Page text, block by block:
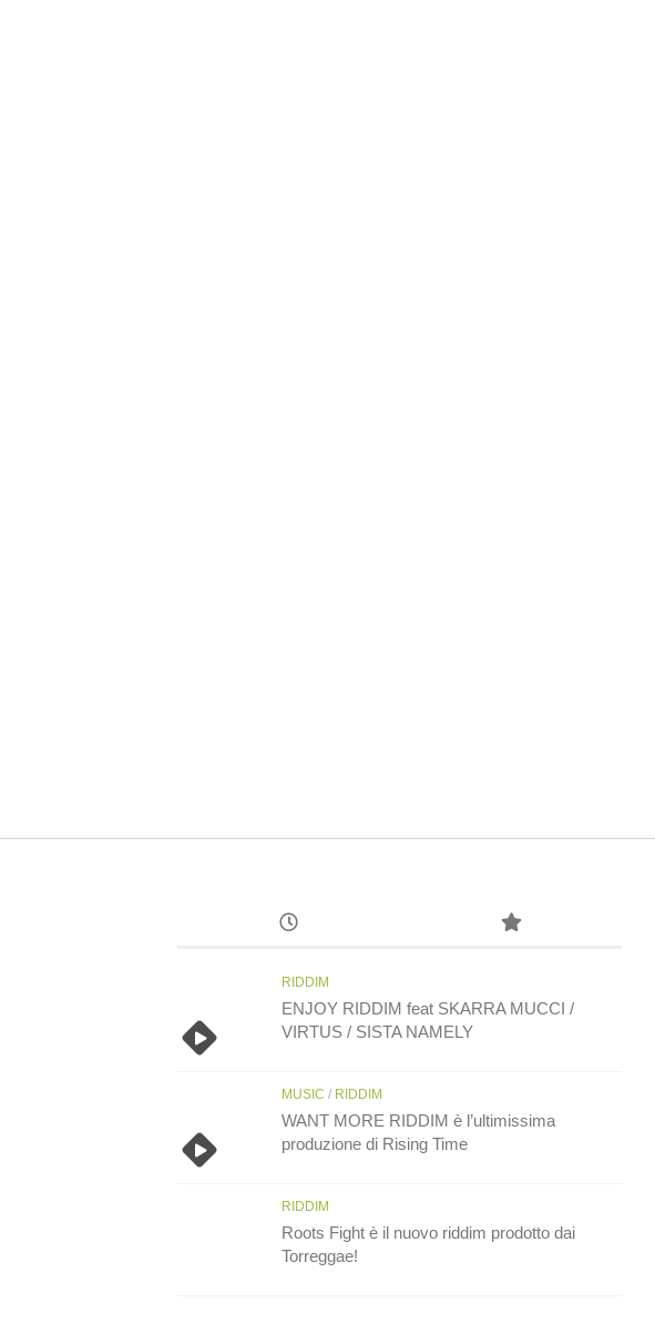
RIDDIM
ENJOY RIDDIM feat SKARRA MUCCI /
VIRTUS / SISTA NAMELY
MUSIC / RIDDIM
WANT MORE RIDDIM è l’ultimissima
produzione di Rising Time
RIDDIM
Roots Fight è il nuovo riddim prodotto dai
Torreggae!